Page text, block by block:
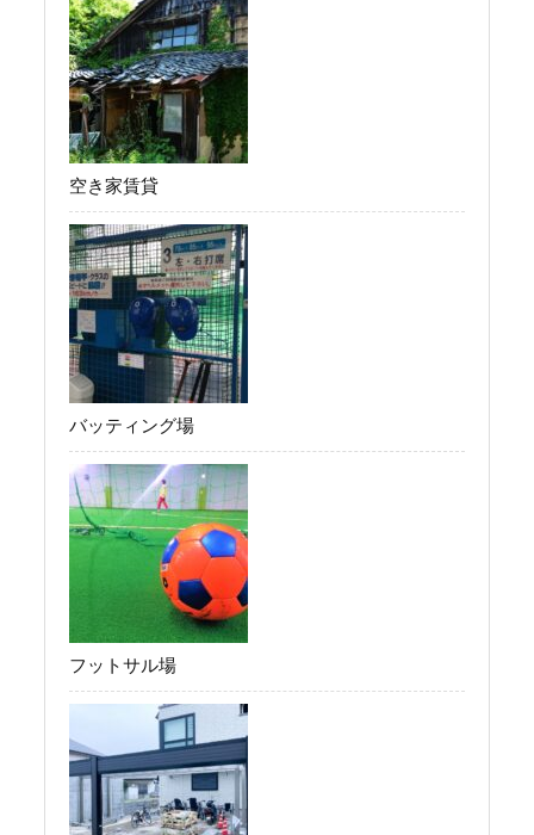
空き家賃貸
バッティング場
フットサル場